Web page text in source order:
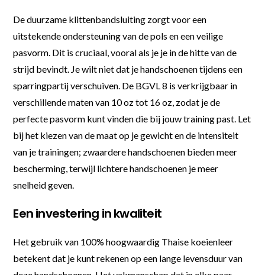
De duurzame klittenbandsluiting zorgt voor een
uitstekende ondersteuning van de pols en een veilige
pasvorm. Dit is cruciaal, vooral als je je in de hitte van de
strijd bevindt. Je wilt niet dat je handschoenen tijdens een
sparringpartij verschuiven. De BGVL 8 is verkrijgbaar in
verschillende maten van 10 oz tot 16 oz, zodat je de
perfecte pasvorm kunt vinden die bij jouw training past. Let
bij het kiezen van de maat op je gewicht en de intensiteit
van je trainingen; zwaardere handschoenen bieden meer
bescherming, terwijl lichtere handschoenen je meer
snelheid geven.
Een investering in kwaliteit
Het gebruik van 100% hoogwaardig Thaise koeienleer
betekent dat je kunt rekenen op een lange levensduur van